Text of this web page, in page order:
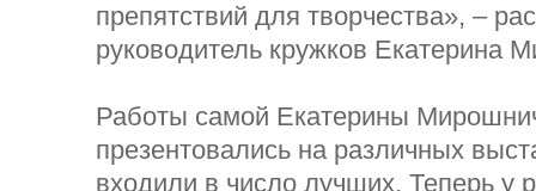
препятствий для творчества», –
руководитель кружков Екатерина
Работы самой Екатерины
презентовались на различных
входили в число лучших. Теперь у